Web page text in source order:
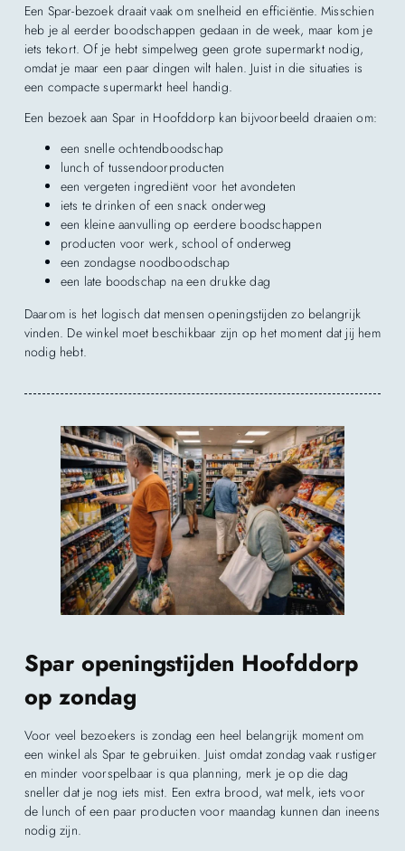
Een Spar-bezoek draait vaak om snelheid en efficiëntie. Misschien
heb je al eerder boodschappen gedaan in de week, maar kom je
iets tekort. Of je hebt simpelweg geen grote supermarkt nodig,
omdat je maar een paar dingen wilt halen. Juist in die situaties is
een compacte supermarkt heel handig.
Een bezoek aan Spar in Hoofddorp kan bijvoorbeeld draaien om:
een snelle ochtendboodschap
lunch of tussendoorproducten
een vergeten ingrediënt voor het avondeten
iets te drinken of een snack onderweg
een kleine aanvulling op eerdere boodschappen
producten voor werk, school of onderweg
een zondagse noodboodschap
een late boodschap na een drukke dag
Daarom is het logisch dat mensen openingstijden zo belangrijk
vinden. De winkel moet beschikbaar zijn op het moment dat jij hem
nodig hebt.
Spar openingstijden Hoofddorp
op zondag
Voor veel bezoekers is zondag een heel belangrijk moment om
een winkel als Spar te gebruiken. Juist omdat zondag vaak rustiger
en minder voorspelbaar is qua planning, merk je op die dag
sneller dat je nog iets mist. Een extra brood, wat melk, iets voor
de lunch of een paar producten voor maandag kunnen dan ineens
nodig zijn.